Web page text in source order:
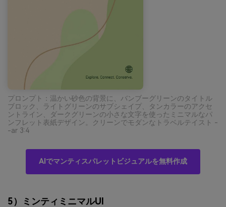
プロンプト：温かい砂色の背景に、バンブーグリーンのタイトル
ブロック、ライトグリーンのサブシェイプ、タンカラーのアクセ
ントライン、ダークグリーンの小さな文字を使ったミニマルなパ
ンフレット表紙デザイン。クリーンでモダンなトラベルテイスト -
-ar 3:4
AIでマンティスパレットビジュアルを無料作成
5）ミンティミニマルUI